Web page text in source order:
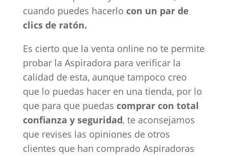
cuando puedes hacerlo con un par de
clics de ratón.
Es cierto que la venta online no te permite
probar la Aspiradora para verificar la
calidad de esta, aunque tampoco creo
que lo puedas hacer en una tienda, por lo
que para que puedas comprar con total
confianza y seguridad, te aconsejamos
que revises las opiniones de otros
clientes que han comprado Aspiradoras